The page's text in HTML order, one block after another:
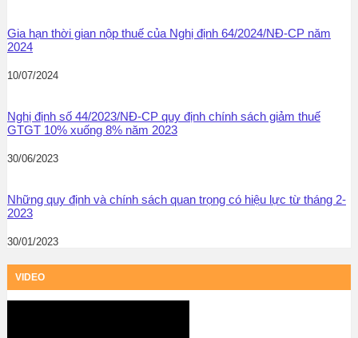
Gia hạn thời gian nộp thuế của Nghị định 64/2024/NĐ-CP năm
2024
10/07/2024
Nghị định số 44/2023/NĐ-CP quy định chính sách giảm thuế
GTGT 10% xuống 8% năm 2023
30/06/2023
Những quy định và chính sách quan trọng có hiệu lực từ tháng 2-
2023
30/01/2023
VIDEO